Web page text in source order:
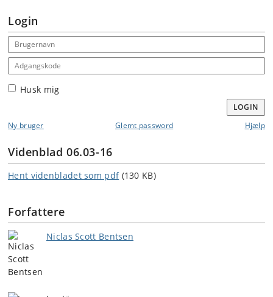
Login
Email address
Adgangskode
Husk mig
LOGIN
Ny bruger
Glemt password Hjælp
Videnblad 06.03-16
Hent videnbladet som pdf (130 KB)
Forfattere
Niclas Scott Bentsen